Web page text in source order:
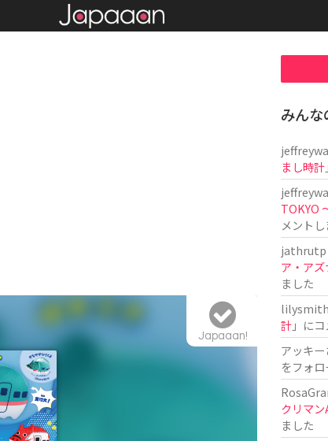
Japaaan!
みんな
まし時計
TOKYO
メント
jathrutp
ア・ア
ました
計」に
アッキー
をフォ
クリマン
ました